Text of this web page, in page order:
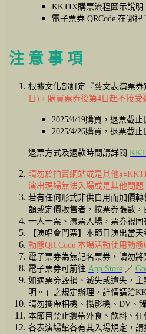
KKTIX購票流程圖示說明
電子票券 QRCode 在哪
注 意 事 項
根據文化部訂定『藝文表演票
日)，購買票券後第4日起不接
2025/4/19購買，退票截
2025/4/26購買，退票截
退票方式及退款時間請詳閱
請勿於拍賣網站或是其他非
演出現場無法入場或是其他問
若有任何形式非供自用而加價
額或定價販售者，按票券張數
一人一票、憑票入場，票券視
【演唱會門票】本節目演出當
動態QR Code 本場活動使用動
電子票券為無記名票券，請勿將
電子票券可前往 App Store ／
如遇票券毀損、滅失或遺失，
明。」之規定辦理，詳情請洽
請勿攜帶相機、攝影機、DV、
本節目禁止攜帶外食、飲料、
各表演場館各有其入場規定，